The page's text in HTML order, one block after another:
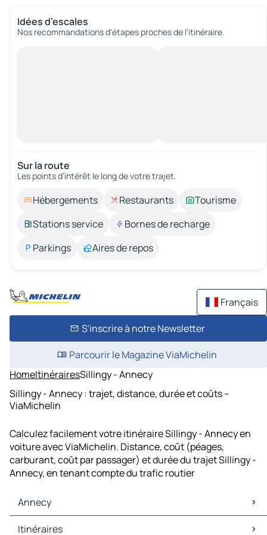
Idées d’escales
Nos recommandations d'étapes proches de l’itinéraire.
Sur la route
Les points d’intérêt le long de votre trajet.
Hébergements Restaurants
Tourisme
Stations service
Bornes de recharge
Parkings
Aires de repos
Français
S'inscrire à notre Newsletter
Parcourir le Magazine ViaMichelin
HomeItinérairesSillingy - Annecy
Sillingy - Annecy : trajet, distance, durée et coûts –
ViaMichelin
Calculez facilement votre itinéraire Sillingy - Annecy en
voiture avec ViaMichelin. Distance, coût (péages,
carburant, coût par passager) et durée du trajet Sillingy -
Annecy, en tenant compte du trafic routier
Annecy
Annecy Cartes et plans
Itinéraires